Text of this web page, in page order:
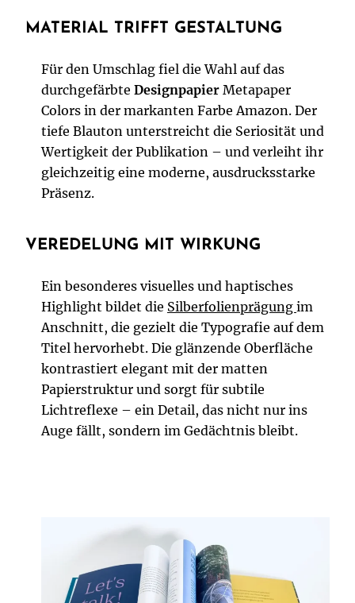
MATERIAL TRIFFT GESTALTUNG
Für den Umschlag fiel die Wahl auf das
durchgefärbte Designpapier Metapaper
Colors in der markanten Farbe Amazon. Der
tiefe Blauton unterstreicht die Seriosität und
Wertigkeit der Publikation – und verleiht ihr
gleichzeitig eine moderne, ausdrucksstarke
Präsenz.
VEREDELUNG MIT WIRKUNG
Ein besonderes visuelles und haptisches
Highlight bildet die Silberfolienprägung im
Anschnitt, die gezielt die Typografie auf dem
Titel hervorhebt. Die glänzende Oberfläche
kontrastiert elegant mit der matten
Papierstruktur und sorgt für subtile
Lichtreflexe – ein Detail, das nicht nur ins
Auge fällt, sondern im Gedächtnis bleibt.